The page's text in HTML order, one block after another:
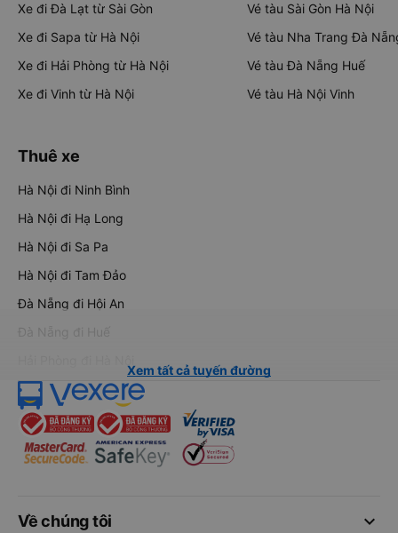
Xe đi Đà Lạt từ Sài Gòn
Xe đi Sapa từ Hà Nội
Xe đi Hải Phòng từ Hà Nội
Xe đi Vinh từ Hà Nội
Vé tàu Sài Gòn Hà Nội
Vé tàu Nha Trang Đà
Vé tàu Đà Nẵng Huế
Vé tàu Hà Nội Vinh
Thuê xe
Hà Nội đi Ninh Bình
Hà Nội đi Hạ Long
Hà Nội đi Sa Pa
Hà Nội đi Tam Đảo
Đà Nẵng đi Hội An
Đà Nẵng đi Huế
Xem tất cả tuyến đường
keyboard_arrow_down
Về chúng tôi